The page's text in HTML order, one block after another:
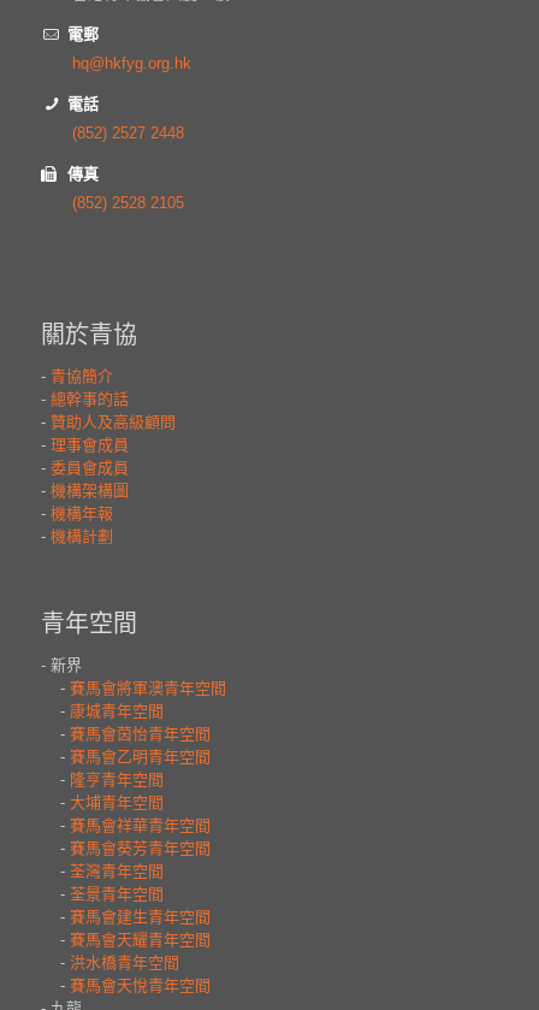
電郵
hq@hkfyg.org.hk
電話
(852) 2527 2448
傳真
(852) 2528 2105